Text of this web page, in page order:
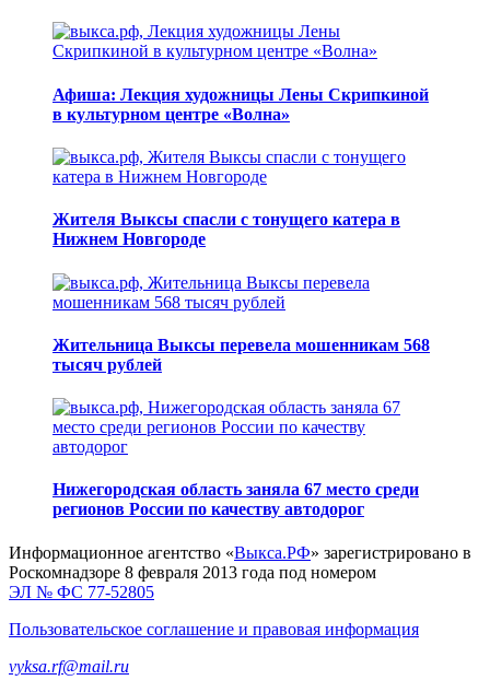
Афиша: Лекция художницы Лены Скрипкиной
в культурном центре «Волна»
Жителя Выксы спасли с тонущего катера в
Нижнем Новгороде
Жительница Выксы перевела мошенникам 568
тысяч рублей
Нижегородская область заняла 67 место среди
регионов России по качеству автодорог
Информационное агентство «Выкса.РФ» зарегистрировано в
Роскомнадзоре 8 февраля 2013 года под номером
ЭЛ № ФС 77-52805
Пользовательское соглашение и правовая информация
vyksa.rf@mail.ru